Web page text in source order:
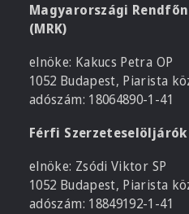
Magyarországi
(MRK)
elnöke: Kakucs Petra OP
1052 Budapest, Piarista
adószám: 18064890-1-41
Férfi
elnöke: Zsódi Viktor SP
1052 Budapest, Piarista
adószám: 18849192-1-41